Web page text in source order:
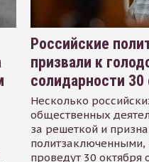
Российские
призвали к
солидарности 30
Несколько
общественных
за решеткой и
политзаключенными,
проведут 30 октября